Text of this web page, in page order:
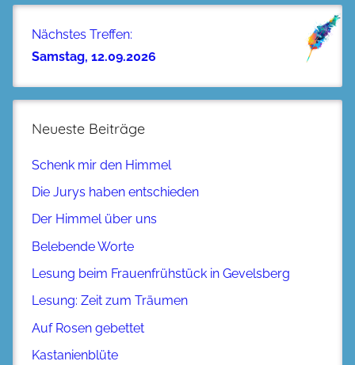
Nächstes Treffen:
Samstag, 12.09.2026
Neueste Beiträge
Schenk mir den Himmel
Die Jurys haben entschieden
Der Himmel über uns
Belebende Worte
Lesung beim Frauenfrühstück in Gevelsberg
Lesung: Zeit zum Träumen
Auf Rosen gebettet
Kastanienblüte